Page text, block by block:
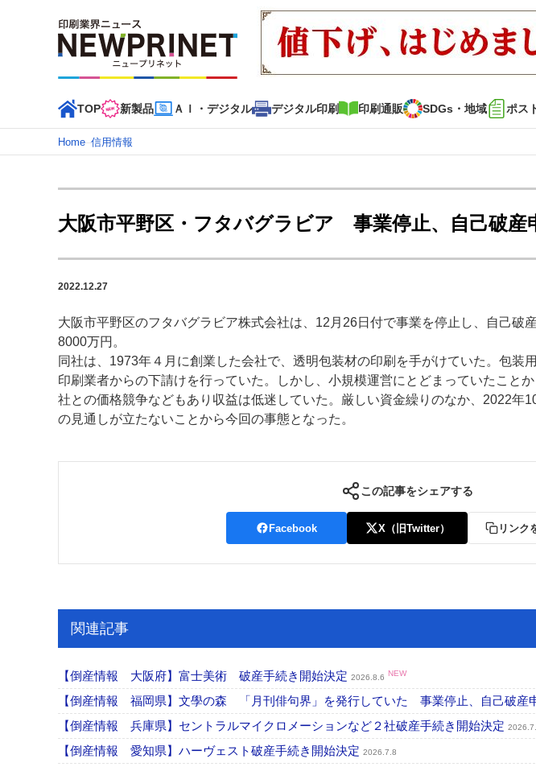
TOP 新製品 ＡＩ・デジタル デジタル印刷 印刷通販 SDGs・地域 ポス
インデックス
TOP 新着記事 特集記事 動画コンテンツ インタビュー コレクシ
カテゴリー一覧
新商品 新製品 ＡＩ・デジタル デジタル印刷 印刷通販 SDGs・地域 ポストプレ
特集記事カテゴリー一覧
2022 見える化・MIS特集 特集・デジタル印刷 アイデアで勝負！ ～多様なビジネス・多彩
特集・デジタル印刷 ～ 新成長軌道を描く
案内
発刊案内 JFPI印刷用語集 印刷機材年鑑
運営
サイトポリシー お問い合わせ
Home–信用情報
大阪市平野区・フタバグラビア 事業停止、自己破産
2022.12.27
大阪市平野区のフタバグラビア株式会社は、12月26日付で事業を停止し、自己破
8000万円。
同社は、1973年４月に創業した会社で、透明包装材の印刷を手がけていた。包装
印刷業者からの下請けを行っていた。しかし、小規模運営にとどまっていたこと
社との価格競争などもあり収益は低迷していた。厳しい資金繰りのなか、2022年
の見通しが立たないことから今回の事態となった。
この記事をシェアする
Facebook X（旧Twitter） リンク
関連記事
【倒産情報 大阪府】富士美術 破産手続き開始決定 2026.8.6 NEW
【倒産情報 福岡県】文學の森 「月刊俳句界」を発行していた 事業停止、自己破産
【倒産情報 兵庫県】セントラルマイクロメーションなど２社破産手続き開始決定
【倒産情報 愛知県】ハーヴェスト破産手続き開始決定 2026.7.8